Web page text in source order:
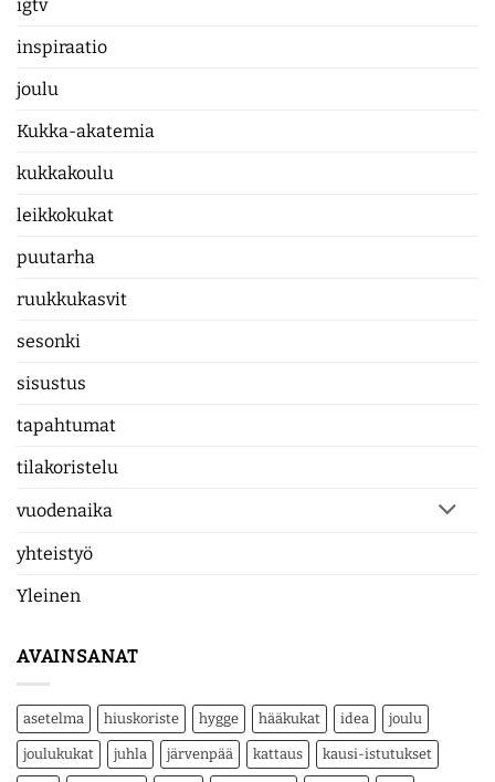
igtv
inspiraatio
joulu
Kukka-akatemia
kukkakoulu
leikkokukat
puutarha
ruukkukasvit
sesonki
sisustus
tapahtumat
tilakoristelu
vuodenaika
yhteistyö
Yleinen
AVAINSANAT
asetelma hiuskoriste hygge hääkukat idea joulu
joulukukat juhla järvenpää kattaus kausi-istutukset